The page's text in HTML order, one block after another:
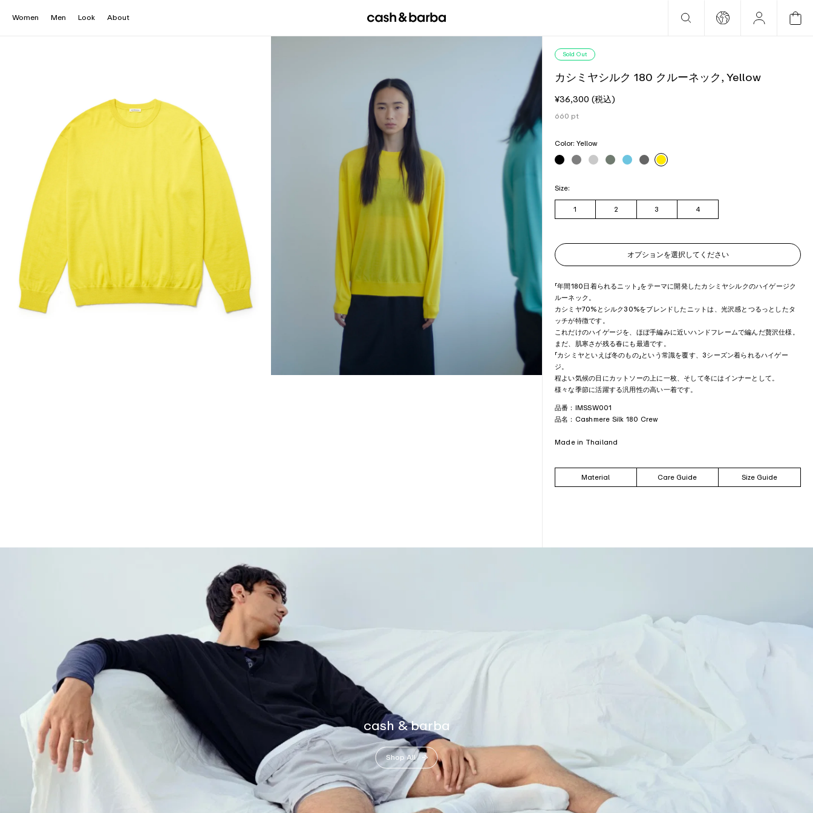
Women Men Look About
Sold Out
カシミヤシルク 180 クルーネック, Yellow
¥36,300 (税込)
660 pt
Color: Yellow
Size:
1
2 3 4
オプションを選択してください
「年間180日着られるニット」をテーマに開発したカシミヤシルクのハイゲージク
ルーネック。
カシミヤ70%とシルク30%をブレンドしたニットは、光沢感とつるっとしたタ
ッチが特徴です。
これだけのハイゲージを、ほぼ手編みに近いハンドフレームで編んだ贅沢仕様。
まだ、肌寒さが残る春にも最適です。
「カシミヤといえば冬のもの」という常識を覆す、3シーズン着られるハイゲー
ジ。
程よい気候の日にカットソーの上に一枚、そして冬にはインナーとして。
様々な季節に活躍する汎用性の高い一着です。
品番：IMSSW001
品名： Cashmere Silk 180 Crew
Made in Thailand
Material Care Guide Size Guide
cash & barba
Shop All